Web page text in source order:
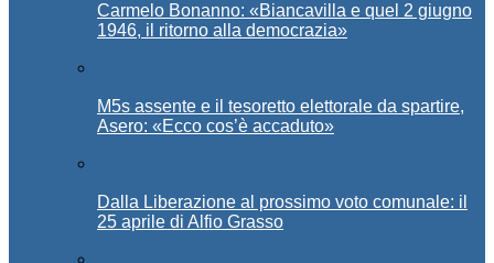
Carmelo Bonanno: «Biancavilla e quel 2 giugno
1946, il ritorno alla democrazia»
M5s assente e il tesoretto elettorale da spartire,
Asero: «Ecco cos’è accaduto»
Dalla Liberazione al prossimo voto comunale: il
25 aprile di Alfio Grasso